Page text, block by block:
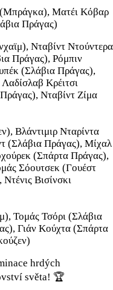
(Μπράγκα), Ματέι Κόβαρ
Πράγας)
Νταβίντ Ντούντερα
Πράγας), Ρόμπιν
(Σλάβια Πράγας),
Κρέιτσι
Νταβίντ Ζίμα
Βλάντιμιρ Νταρίντα
(Σλάβια Πράγας), Μίχαλ
(Σπάρτα Πράγας),
Σόουτσεκ (Γουέστ
Βισίνσκι
Τομάς Τσόρι (Σλάβια
Γιάν Κούχτα (Σπάρτα
hrdých
světa! 🏆